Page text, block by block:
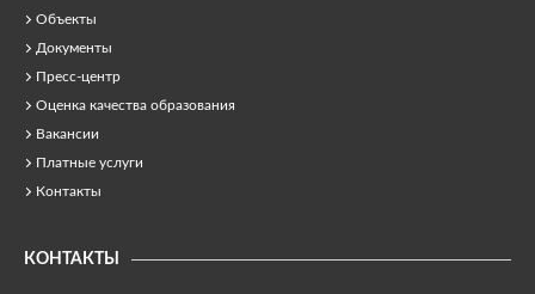
Объекты
Документы
Пресс-центр
Оценка качества образования
Вакансии
Платные услуги
Контакты
КОНТАКТЫ